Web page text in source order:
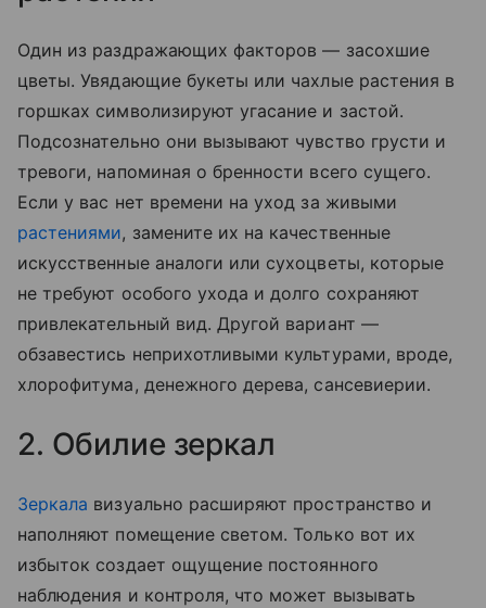
Один из раздражающих факторов — засохшие
цветы. Увядающие букеты или чахлые растения в
горшках символизируют угасание и застой.
Подсознательно они вызывают чувство грусти и
тревоги, напоминая о бренности всего сущего.
Если у вас нет времени на уход за живыми
растениями, замените их на качественные
искусственные аналоги или сухоцветы, которые
не требуют особого ухода и долго сохраняют
привлекательный вид. Другой вариант —
обзавестись неприхотливыми культурами, вроде,
хлорофитума, денежного дерева, сансевиерии.
2. Обилие зеркал
Зеркала визуально расширяют пространство и
наполняют помещение светом. Только вот их
избыток создает ощущение постоянного
наблюдения и контроля, что может вызывать